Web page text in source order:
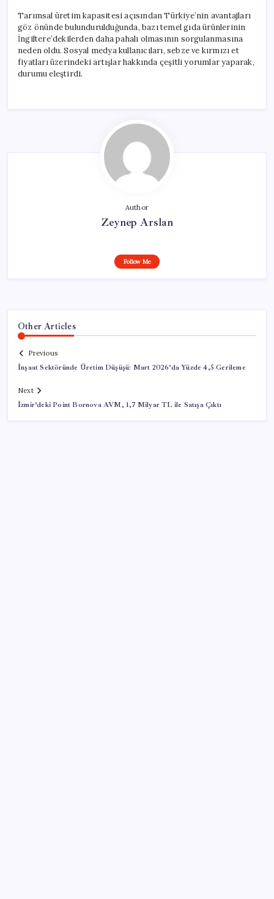
Tarımsal üretim kapasitesi açısından Türkiye’nin avantajları
göz önünde bulundurulduğunda, bazı temel gıda ürünlerinin
İngiltere’dekilerden daha pahalı olmasının sorgulanmasına
neden oldu. Sosyal medya kullanıcıları, sebze ve kırmızı et
fiyatları üzerindeki artışlar hakkında çeşitli yorumlar yaparak,
durumu eleştirdi.
Author
Zeynep Arslan
Follow Me
Other Articles
Previous
İnşaat Sektöründe Üretim Düşüşü: Mart 2026’da Yüzde 4,5 Gerileme
Next
İzmir’deki Point Bornova AVM, 1,7 Milyar TL ile Satışa Çıktı